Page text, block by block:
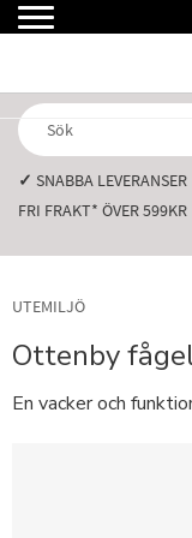
✓ SNABBA LEVERANSER️
FRI FRAKT* ÖVER 599KR️
UTEMILJÖ
Ottenby
En vacker och